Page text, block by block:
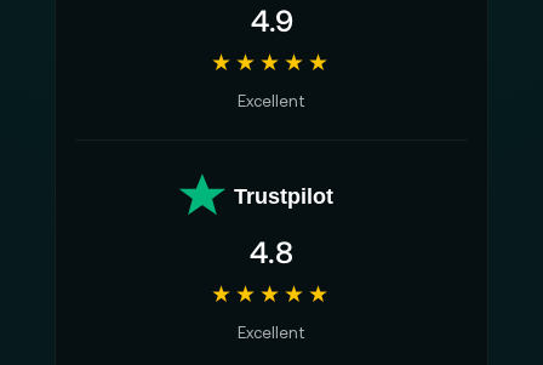
4.9
★★★★★
Excellent
Trustpilot
4.8
★★★★★
Excellent